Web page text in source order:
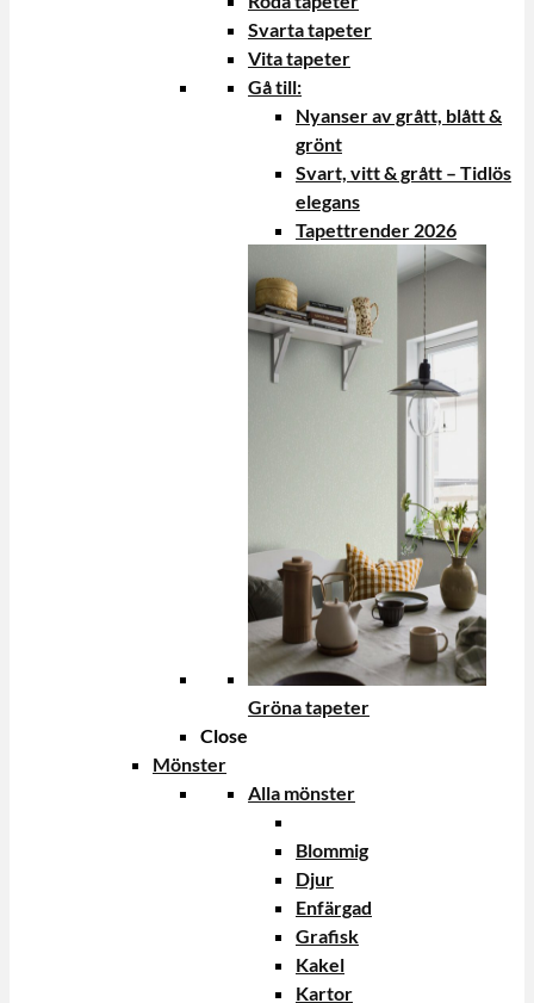
Svarta tapeter
Vita tapeter
Gå till:
Nyanser av grått, blått &
grönt
Svart, vitt & grått – Tidlös
elegans
Tapettrender 2026
Gröna tapeter
Close
Mönster
Alla mönster
Blommig
Djur
Enfärgad
Grafisk
Kakel
Kartor